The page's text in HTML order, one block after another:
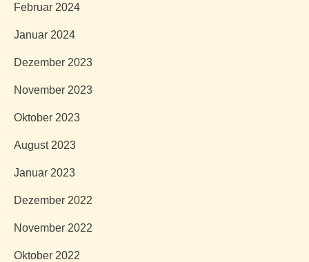
Februar 2024
Januar 2024
Dezember 2023
November 2023
Oktober 2023
August 2023
Januar 2023
Dezember 2022
November 2022
Oktober 2022